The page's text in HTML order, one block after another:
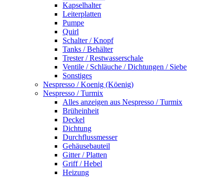
Kapselhalter
Leiterplatten
Pumpe
Quirl
Schalter / Knopf
Tanks / Behälter
Trester / Restwasserschale
Ventile / Schläuche / Dichtungen / Siebe
Sonstiges
Nespresso / Koenig (Köenig)
Nespresso / Turmix
Alles anzeigen aus Nespresso / Turmix
Brüheinheit
Deckel
Dichtung
Durchflussmesser
Gehäusebauteil
Gitter / Platten
Griff / Hebel
Heizung